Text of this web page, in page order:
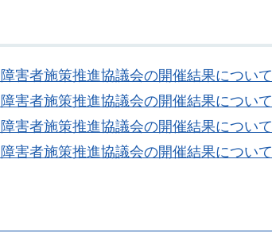
害者施策推進協議会の開催結果について
害者施策推進協議会の開催結果について
害者施策推進協議会の開催結果について
害者施策推進協議会の開催結果について